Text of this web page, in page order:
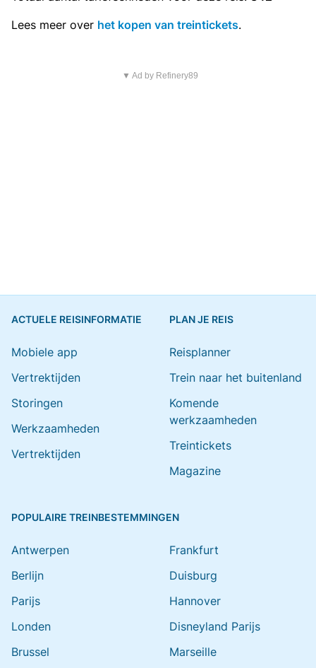
Lees meer over het kopen van treintickets.
▼ Ad by Refinery89
ACTUELE REISINFORMATIE
Mobiele app
Vertrektijden
Storingen
Werkzaamheden
Vertrektijden
PLAN JE REIS
Reisplanner
Trein naar het buitenland
Komende
werkzaamheden
Treintickets
Magazine
POPULAIRE TREINBESTEMMINGEN
Antwerpen
Berlijn
Parijs
Londen
Brussel
Frankfurt
Duisburg
Hannover
Disneyland Parijs
Marseille